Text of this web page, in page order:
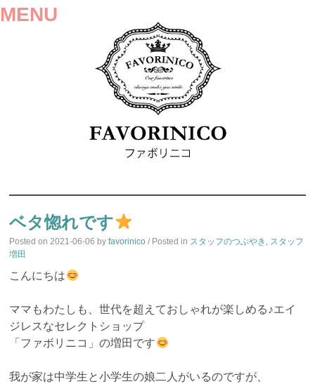
MENU
TO
CONTENT
ベタ惚れです
Posted on2021-06-06 byfavorinico / Posted in スタッフのつぶやき , スタッフ
増田
こんにちは
ママもわたしも、世代を超えておしゃれが楽しめる♪エイ
ジレスなセレクトショップ
「ファボリニコ」の増田です
我が家は中学生と小学生の娘二人がいるのですが、